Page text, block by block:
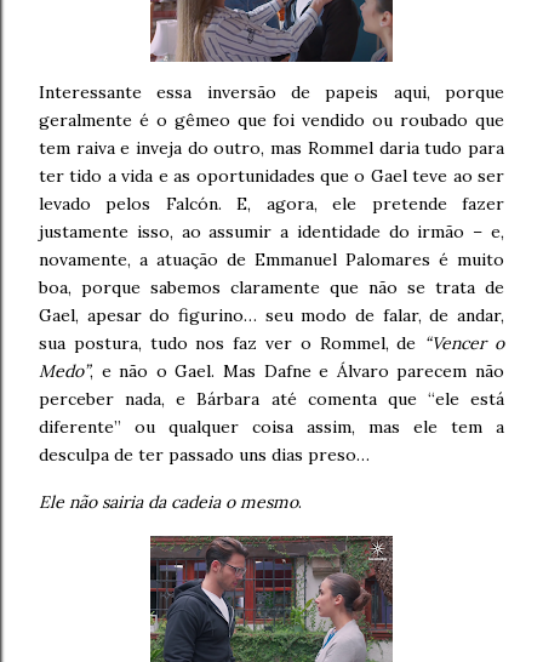
Interessante essa inversão de papeis aqui, porque
geralmente é o gêmeo que foi vendido ou roubado que
tem raiva e inveja do outro, mas Rommel daria tudo para
ter tido a vida e as oportunidades que o Gael teve ao ser
levado pelos Falcón. E, agora, ele pretende fazer
justamente isso, ao assumir a identidade do irmão – e,
novamente, a atuação de Emmanuel Palomares é muito
boa, porque sabemos claramente que não se trata de
Gael, apesar do figurino… seu modo de falar, de andar,
sua postura, tudo nos faz ver o Rommel, de “Vencer o
Medo”, e não o Gael. Mas Dafne e Álvaro parecem não
perceber nada, e Bárbara até comenta que “ele está
diferente” ou qualquer coisa assim, mas ele tem a
desculpa de ter passado uns dias preso…
Ele não sairia da cadeia o mesmo.